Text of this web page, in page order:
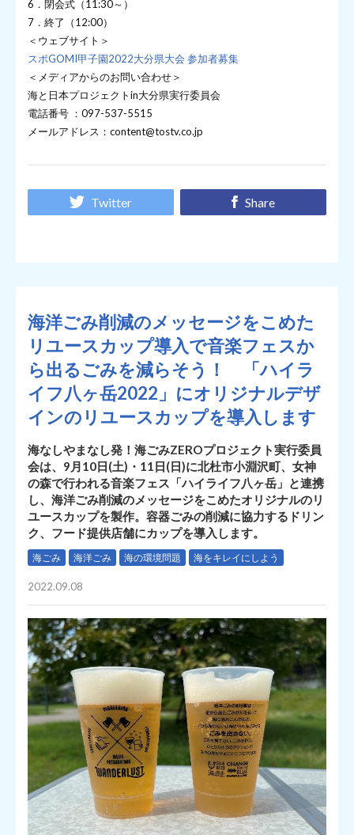
6．閉会式（11:30～）
7．終了（12:00）
＜ウェブサイト＞
スポGOMI甲子園2022大分県大会 参加者募集
＜メディアからのお問い合わせ＞
海と日本プロジェクトin大分県実行委員会
電話番号 ：097-537-5515
メールアドレス：content@tostv.co.jp
Twitter Share
海洋ごみ削減のメッセージをこめた
リユースカップ導入で音楽フェスか
ら出るごみを減らそう！ 「ハイラ
イフ八ヶ岳2022」にオリジナルデザ
インのリユースカップを導入します
海なしやまなし発！海ごみZEROプロジェクト実行委員
会は、9月10日(土)・11日(日)に北杜市小淵沢町、女神
の森で行われる音楽フェス「ハイライフ八ヶ岳」と連携
し、海洋ごみ削減のメッセージをこめたオリジナルのリ
ユースカップを製作。容器ごみの削減に協力するドリン
ク、フード提供店舗にカップを導入します。
海ごみ 海洋ごみ 海の環境問題 海をキレイにしよう
2022.09.08